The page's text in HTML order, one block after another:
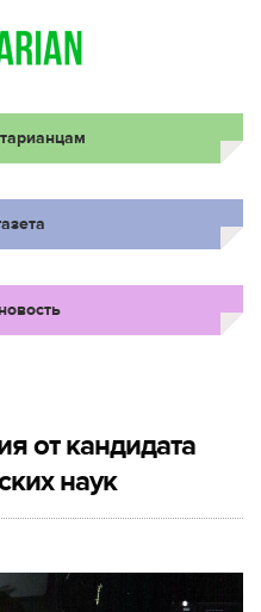
от кандидата
наук